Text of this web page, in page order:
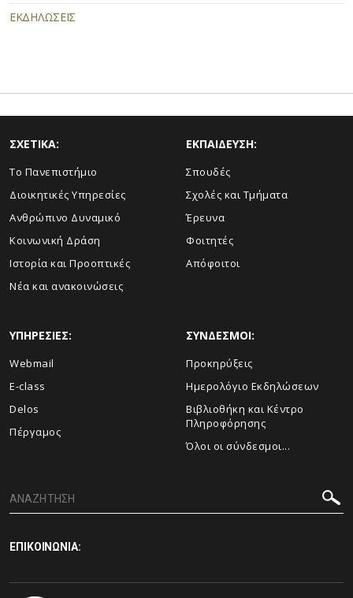
ΕΚΔΗΛΩΣΕΙΣ
ΣΧΕΤΙΚΑ:
Το Πανεπιστήμιο
Διοικητικές Υπηρεσίες
Ανθρώπινο Δυναμικό
Κοινωνική Δράση
Ιστορία και Προοπτικές
Νέα και ανακοινώσεις
ΕΚΠΑΙΔΕΥΣΗ:
Σπουδές
Σχολές και Τμήματα
Έρευνα
Φοιτητές
Απόφοιτοι
ΥΠΗΡΕΣΙΕΣ:
Webmail
E-class
Delos
Πέργαμος
ΣΥΝΔΕΣΜΟΙ:
Προκηρύξεις
Ημερολόγιο Εκδηλώσεων
Βιβλιοθήκη και Κέντρο
Πληροφόρησης
Όλοι οι σύνδεσμοι...
ΕΠΙΚΟΙΝΩΝΙΑ: